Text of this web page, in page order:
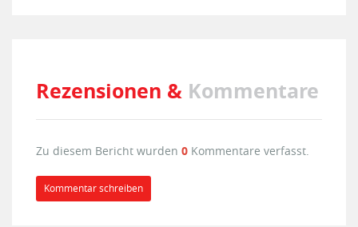
Rezensionen & Kommentare
Zu diesem Bericht wurden 0 Kommentare verfasst.
Kommentar schreiben